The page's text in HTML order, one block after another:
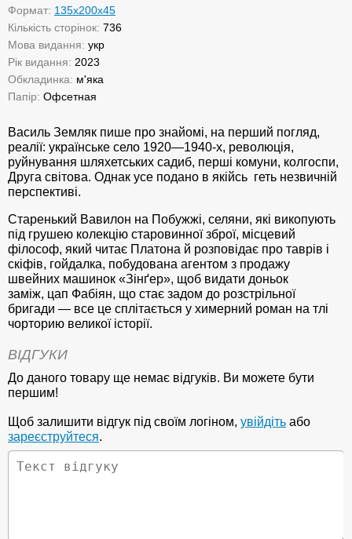
Формат: 135х200х45
Кількість сторінок: 736
Мова видання: укр
Рік видання: 2023
Обкладинка: м'яка
Папір: Офсетная
Василь Земляк пише про знайомі, на перший погляд,
реалії: українське село 1920—1940-х, революція,
руйнування шляхетських садиб, перші комуни, колгоспи,
Друга світова. Однак усе подано в якійсь геть незвичній
перспективі.
Старенький Вавилон на Побужжі, селяни, які викопують
під грушею колекцію старовинної зброї, місцевий
філософ, який читає Платона й розповідає про таврів і
скіфів, гойдалка, побудована агентом з продажу
швейних машинок «Зінґер», щоб видати доньок
заміж, цап Фабіян, що стає задом до розстрільної
бригади — все це сплітається у химерний роман на тлі
чорторию великої історії.
ВІДГУКИ
До даного товару ще немає відгуків. Ви можете бути
першим!
Щоб залишити відгук під своїм логіном, увійдіть або
зареєструйтеся.